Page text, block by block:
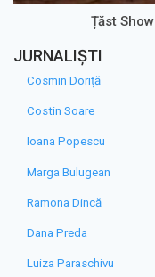
Țăst Show
JURNALIȘTI
Cosmin Doriță
Costin Soare
Ioana Popescu
Marga Bulugean
Ramona Dincă
Dana Preda
Luiza Paraschivu